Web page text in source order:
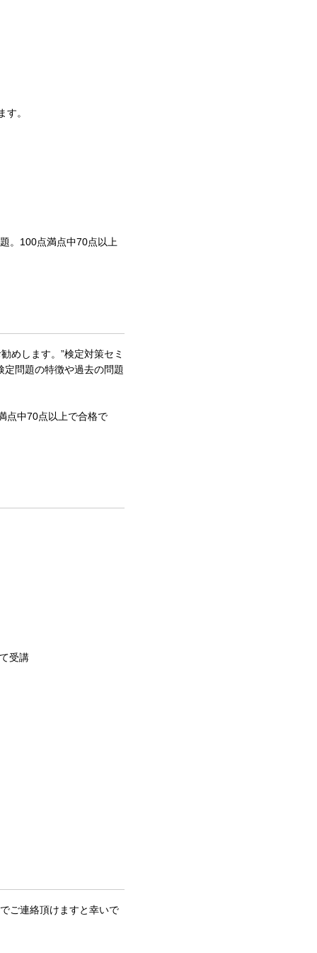
。
。100点満点中70点以上
めします。”検定対策セミ
定問題の特徴や過去の問題
点中70点以上で合格で
受講
ご連絡頂けますと幸いで